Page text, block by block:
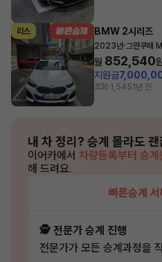
리스 BMW 2시리즈
2023년·그란쿠페
월 852,540
지원금
조회 1,5451년 전
내 차 정리? 승계 몰라도
이어카에서 차량등록부터 승계
해 드려요.
빠른승계
🕵️ 전문가 승계 진행
전문가가 모든 승계과정을